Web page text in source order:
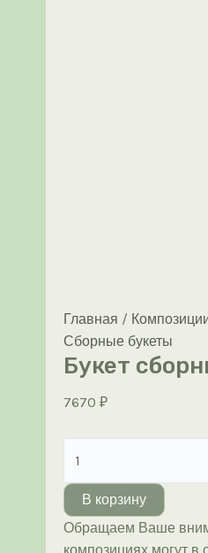
Главная /
Сборные букеты
Букет
7670 ₽
товара
Букет
сборный
«1280»
В корзину
Обращаем Ваше